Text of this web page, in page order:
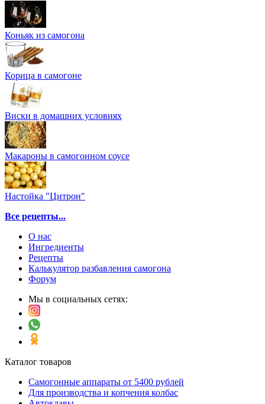
Коньяк из самогона
Корица в самогоне
Виски в домашних условиях
Макароны в самогонном соусе
Настойка "Цитрон"
Все рецепты...
О нас
Ингредиенты
Рецепты
Калькулятор разбавления самогона
Форум
Мы в социальных сетях:
Каталог товаров
Самогонные аппараты от 5400 рублей
Для производства и копчения колбас